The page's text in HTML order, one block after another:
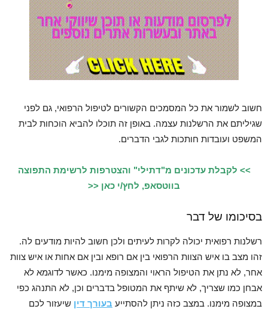
חשוב לשמור את כל המסמכים הקשורים לטיפול הרפואי, גם לפני
שגיליתם את הרשלנות עצמה. באופן זה תוכלו להביא הוכחות לבית
המשפט ועובדות חותכות לגבי הדברים.
>> לקבלת עדכונים מ"דתילי" והצטרפות לרשימת התפוצה
בווטסאפ, לחץ/י כאן <<
בסיכומו של דבר
רשלנות רפואית יכולה לקרות לעיתים ולכן חשוב להיות מודעים לה.
זהו מצב בו איש הצוות הרפואי בין אם רופא ובין אם אחות או איש צוות
אחר, לא נתן את הטיפול הראוי והמצופה מימנו. כאשר לדוגמא לא
אבחן כמו שצריך, לא שיתף את המטופל בדברים וכן, לא התנהג כפי
במצופה מימנו. במצב כזה ניתן להסתייע בעורך דין שיעזור לכם